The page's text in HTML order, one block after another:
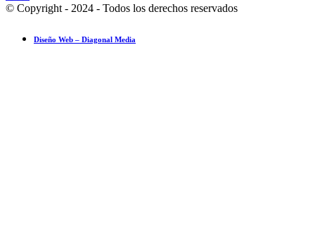
© Copyright - 2024 - Todos los derechos reservados
Diseño Web – Diagonal Media